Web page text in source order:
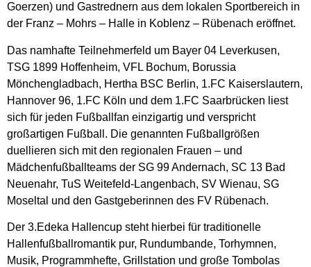
Goerzen) und Gastrednern aus dem lokalen Sportbereich in
der Franz – Mohrs – Halle in Koblenz – Rübenach eröffnet.
Das namhafte Teilnehmerfeld um Bayer 04 Leverkusen,
TSG 1899 Hoffenheim, VFL Bochum, Borussia
Mönchengladbach, Hertha BSC Berlin, 1.FC Kaiserslautern,
Hannover 96, 1.FC Köln und dem 1.FC Saarbrücken liest
sich für jeden Fußballfan einzigartig und verspricht
großartigen Fußball. Die genannten Fußballgrößen
duellieren sich mit den regionalen Frauen – und
Mädchenfußballteams der SG 99 Andernach, SC 13 Bad
Neuenahr, TuS Weitefeld-Langenbach, SV Wienau, SG
Moseltal und den Gastgeberinnen des FV Rübenach.
Der 3.Edeka Hallencup steht hierbei für traditionelle
Hallenfußballromantik pur, Rundumbande, Torhymnen,
Musik, Programmhefte, Grillstation und große Tombolas